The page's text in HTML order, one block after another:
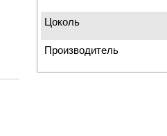
Цоколь
Производитель